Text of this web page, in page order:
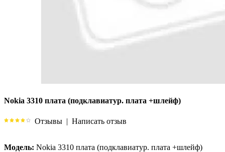
Nokia 3310 плата (подклавиатур. плата +шлейф)
Отзывы | Написать отзыв
Модель: Nokia 3310 плата (подклавиатур. плата +шлейф)